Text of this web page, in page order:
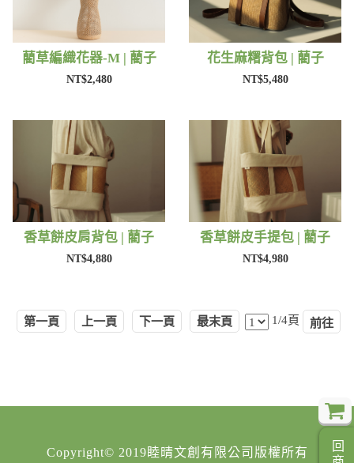
藺草編織花器-M | 藺子
NT$2,480
花生麻糬背包 | 藺子
NT$5,480
香草餅皮肩背包 | 藺子
NT$4,880
香草餅皮手提包 | 藺子
NT$4,980
第一頁 上一頁 下一頁 最末頁 1/4頁
Copyright© 2019睦晴文創有限公司版權所有